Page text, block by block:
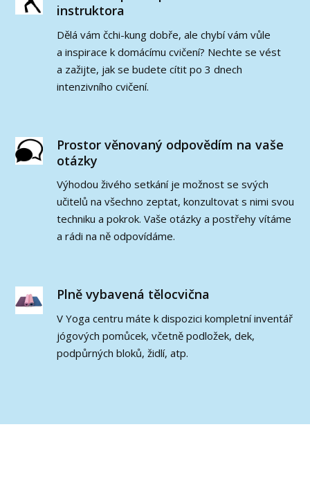
instruktora
Dělá vám čchi-kung dobře, ale chybí vám vůle
a inspirace k domácímu cvičení? Nechte se vést
a zažijte, jak se budete cítit po 3 dnech
intenzivního cvičení.
Prostor věnovaný odpovědím na vaše
otázky
Výhodou živého setkání je možnost se svých
učitelů na všechno zeptat, konzultovat s nimi svou
techniku a pokrok. Vaše otázky a postřehy vítáme
a rádi na ně odpovídáme.
Plně vybavená tělocvična
V Yoga centru máte k dispozici kompletní inventář
jógových pomůcek, včetně podložek, dek,
podpůrných bloků, židlí, atp.